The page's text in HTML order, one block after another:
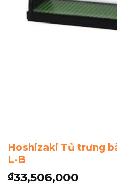
Hoshizaki Tủ trưng
L-B
₫33,506,000